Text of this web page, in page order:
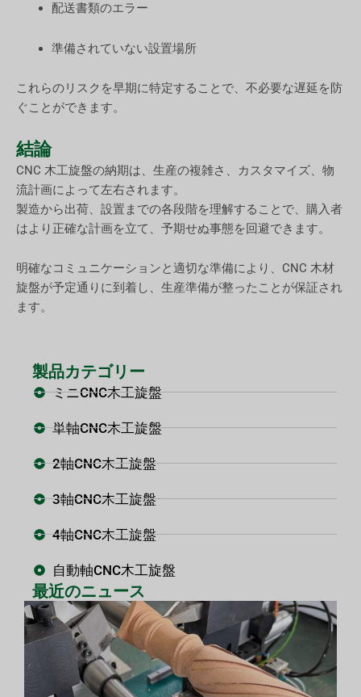
配送書類のエラー
準備されていない設置場所
これらのリスクを早期に特定することで、不必要な遅延を防
ぐことができます。
結論
CNC 木工旋盤の納期は、生産の複雑さ、カスタマイズ、物
流計画によって左右されます。
製造から出荷、設置までの各段階を理解することで、購入者
はより正確な計画を立て、予期せぬ事態を回避できます。
明確なコミュニケーションと適切な準備により、CNC 木材
旋盤が予定通りに到着し、生産準備が整ったことが保証され
ます。
製品カテゴリー
ミニCNC木工旋盤
単軸CNC木工旋盤
2軸CNC木工旋盤
3軸CNC木工旋盤
4軸CNC木工旋盤
自動軸CNC木工旋盤
最近のニュース